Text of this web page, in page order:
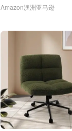
Amazon澳洲亚马逊